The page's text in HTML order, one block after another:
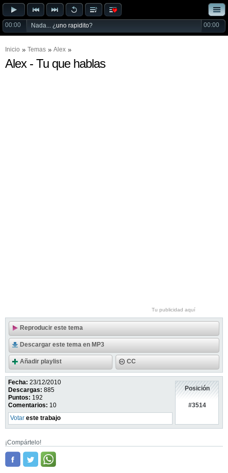
00:00 Nada... ¿uno rapidito? 00:00
Inicio Temas Alex
Alex - Tu que hablas
Tu publicidad aquí
Reproducir este tema
Descargar este tema en MP3
Añadir playlist CC
Fecha: 23/12/2010
Descargas: 885
Puntos: 192
Comentarios: 10
Votar este trabajo
Posición
#3514
¡Compártelo!